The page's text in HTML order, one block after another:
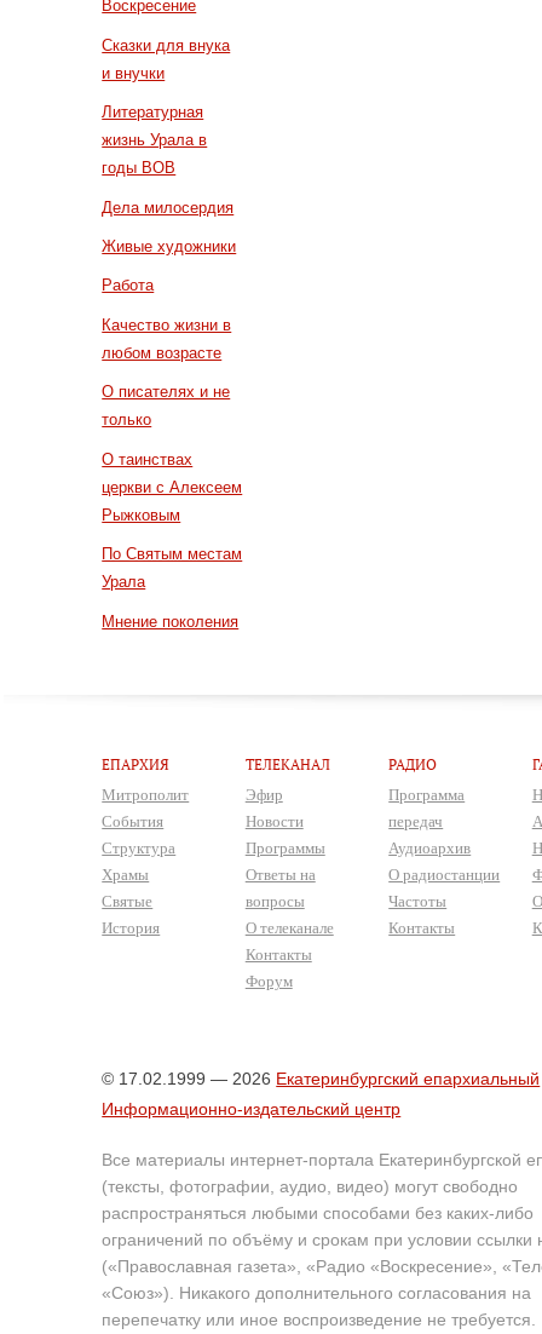
Воскресение
Сказки для внука
и внучки
Литературная
жизнь Урала в
годы ВОВ
Дела милосердия
Живые художники
Работа
Качество жизни в
любом возрасте
О писателях и не
только
О таинствах
церкви с Алексеем
Рыжковым
По Святым местам
Урала
Мнение поколения
ЕПАРХИЯ
Митрополит
События
Структура
Храмы
Святые
История
ТЕЛЕКАНАЛ
Эфир
Новости
Программы
Ответы на
вопросы
О телеканале
Контакты
Форум
РАДИО
Программа
передач
Аудиоархив
О радиостанции
Частоты
Контакты
© 17.02.1999 — 2026 Екатеринбургский епархиальный
Информационно-издательский центр
Все материалы интернет-портала Екатеринбургской
(тексты, фотографии, аудио, видео) могут свободно
распространяться любыми способами без каких-либо
ограничений по объёму и срокам при условии ссылки
(«Православная газета», «Радио «Воскресение»,
«Союз»). Никакого дополнительного согласования на
перепечатку или иное воспроизведение не требуется.